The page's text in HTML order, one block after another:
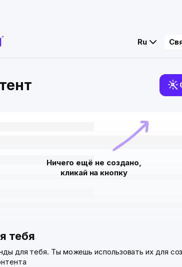
Ru
Ничего ещё не создано,
кликай на кнопку
тебя
для тебя. Ты можешь использовать их для